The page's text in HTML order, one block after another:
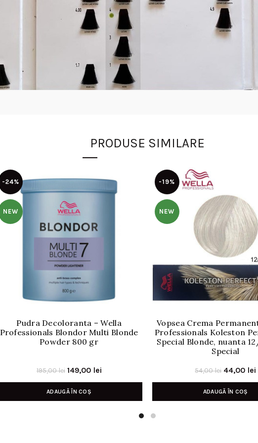
PRODUSE SIMILARE
-24%
NEW
Pudra Decoloranta – Wella
Professionals Blondor Multi Blonde
Powder 800 gr
195,00lei Prețul
inițial
a
149,00 leiPrețul
curent
ADAUGĂ ÎN COȘ
-19%
NEW
Vopsea Crema
Professionals Koleston
Special Blonde, nuanta
Special
54,00lei Prețul
inițial
a
44,00 lei
ADAUGĂ ÎN COȘ